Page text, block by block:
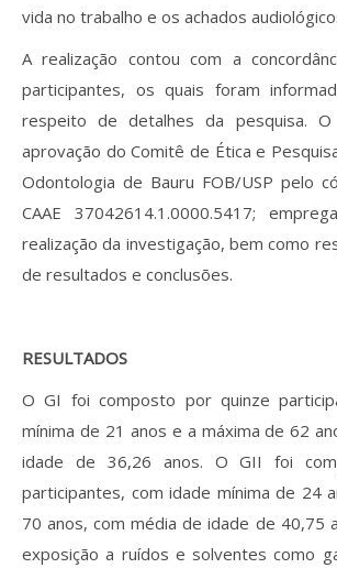
vida no trabalho e os achados
A realização contou com a
participantes, os quais foram
respeito de detalhes da pesquisa.
aprovação do Comitê de Ética e
Odontologia de Bauru FOB/USP pelo
CAAE 37042614.1.0000.5417;
realização da investigação, bem como
de resultados e conclusões.
RESULTADOS
O GI foi composto por quinze
mínima de 21 anos e a máxima de 62
idade de 36,26 anos. O GII foi
participantes, com idade mínima de 24
70 anos, com média de idade de 40,75
exposição a ruídos e solventes como